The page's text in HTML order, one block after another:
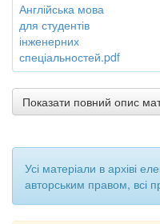
Англійська мова
для студентів
інженерних
спеціальностей.pdf
Показати повний опис
Усі матеріали в архіві
авторським правом, всі